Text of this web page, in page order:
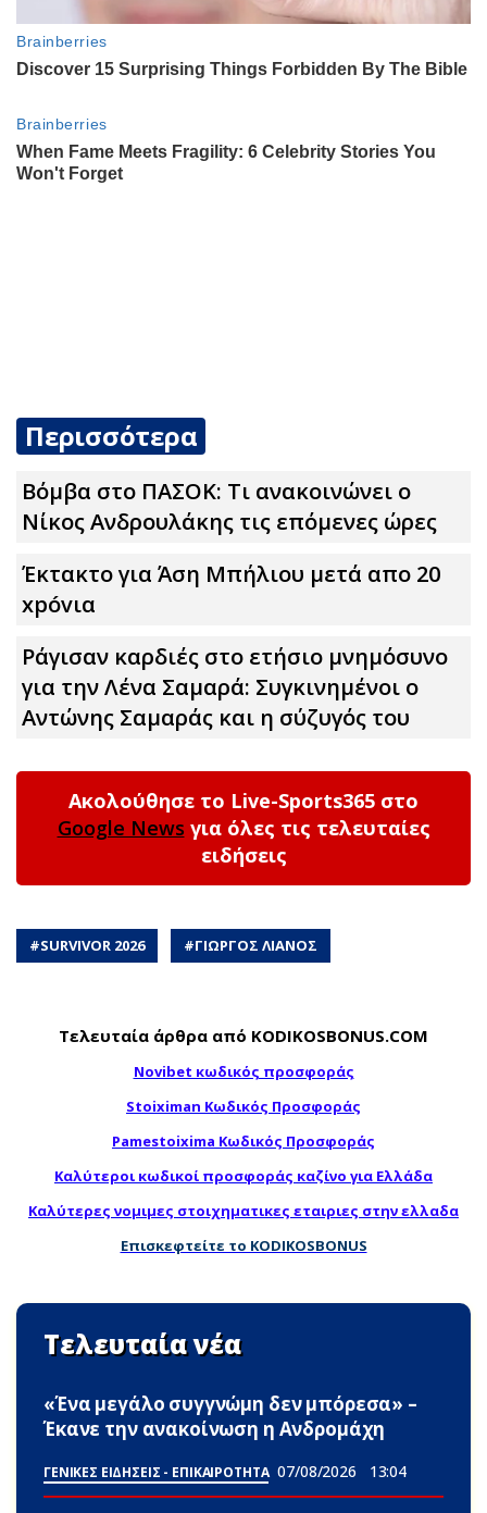
Περισσότερα
Βόμβα στο ΠΑΣΟΚ: Τι ανακοινώνει ο
Νίκος Ανδρουλάκης τις επόμενες ώρες
Έκτακτο για Άση Μπήλιου μετά απο 20
xpóvια
Ράγισαν καρδιές στο ετήσιο μνημόσυνο
για την Λένα Σαμαρά: Συγκινημένοι ο
Αντώνης Σαμαράς και η σύζυγός του
Ακολούθησε το Live-Sports365 στο
Google News για όλες τις τελευταίες
ειδήσεις
#SURVIVOR 2026 #ΓΙΩΡΓΟΣ ΛΙΑΝΟΣ
Τελευταία άρθρα από KODIKOSBONUS.COM
Novibet κωδικός προσφοράς
Stoiximan Κωδικός Προσφοράς
Pamestoixima Κωδικός Προσφοράς
Καλύτεροι κωδικοί προσφοράς καζίνο για Ελλάδα
Καλύτερες νομιμες στοιχηματικες εταιριες στην ελλαδα
Επισκεφτείτε το KODIKOSBONUS
Τελευταία νέα
«Ένα μεγάλο συγγνώμη δεν μπόρεσα» –
Έκανε την ανακοίνωση η Ανδρομάχη
ΓΕΝΙΚΕΣ ΕΙΔΗΣΕΙΣ - ΕΠΙΚΑΙΡΟΤΗΤΑ 07/08/2026 13:04